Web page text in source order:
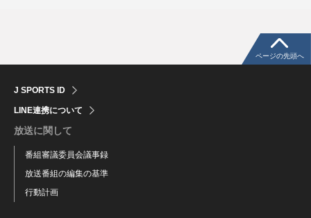
J SPORTS ID
LINE連携について
放送に関して
番組審議委員会議事録
放送番組の編集の基準
行動計画
ページの先頭へ